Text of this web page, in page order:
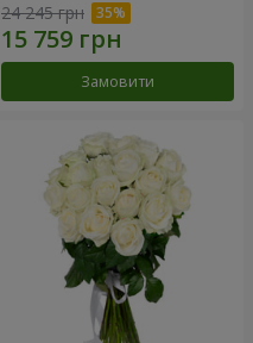
24 245 грн
Замовити